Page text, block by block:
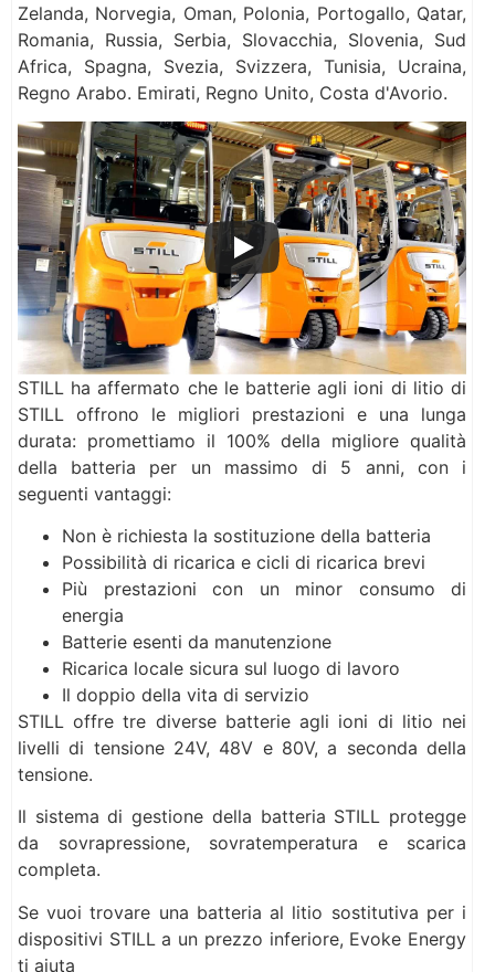
Zelanda, Norvegia, Oman, Polonia, Portogallo, Qatar,
Romania, Russia, Serbia, Slovacchia, Slovenia, Sud
Africa, Spagna, Svezia, Svizzera, Tunisia, Ucraina,
Regno Arabo. Emirati, Regno Unito, Costa d'Avorio.
STILL ha affermato che le batterie agli ioni di litio di
STILL offrono le migliori prestazioni e una lunga
durata: promettiamo il 100% della migliore qualità
della batteria per un massimo di 5 anni, con i
seguenti vantaggi:
Non è richiesta la sostituzione della batteria
Possibilità di ricarica e cicli di ricarica brevi
Più prestazioni con un minor consumo di
energia
Batterie esenti da manutenzione
Ricarica locale sicura sul luogo di lavoro
Il doppio della vita di servizio
STILL offre tre diverse batterie agli ioni di litio nei
livelli di tensione 24V, 48V e 80V, a seconda della
tensione.
Il sistema di gestione della batteria STILL protegge
da sovrapressione, sovratemperatura e scarica
completa.
Se vuoi trovare una batteria al litio sostitutiva per i
dispositivi STILL a un prezzo inferiore, Evoke Energy
ti aiuta